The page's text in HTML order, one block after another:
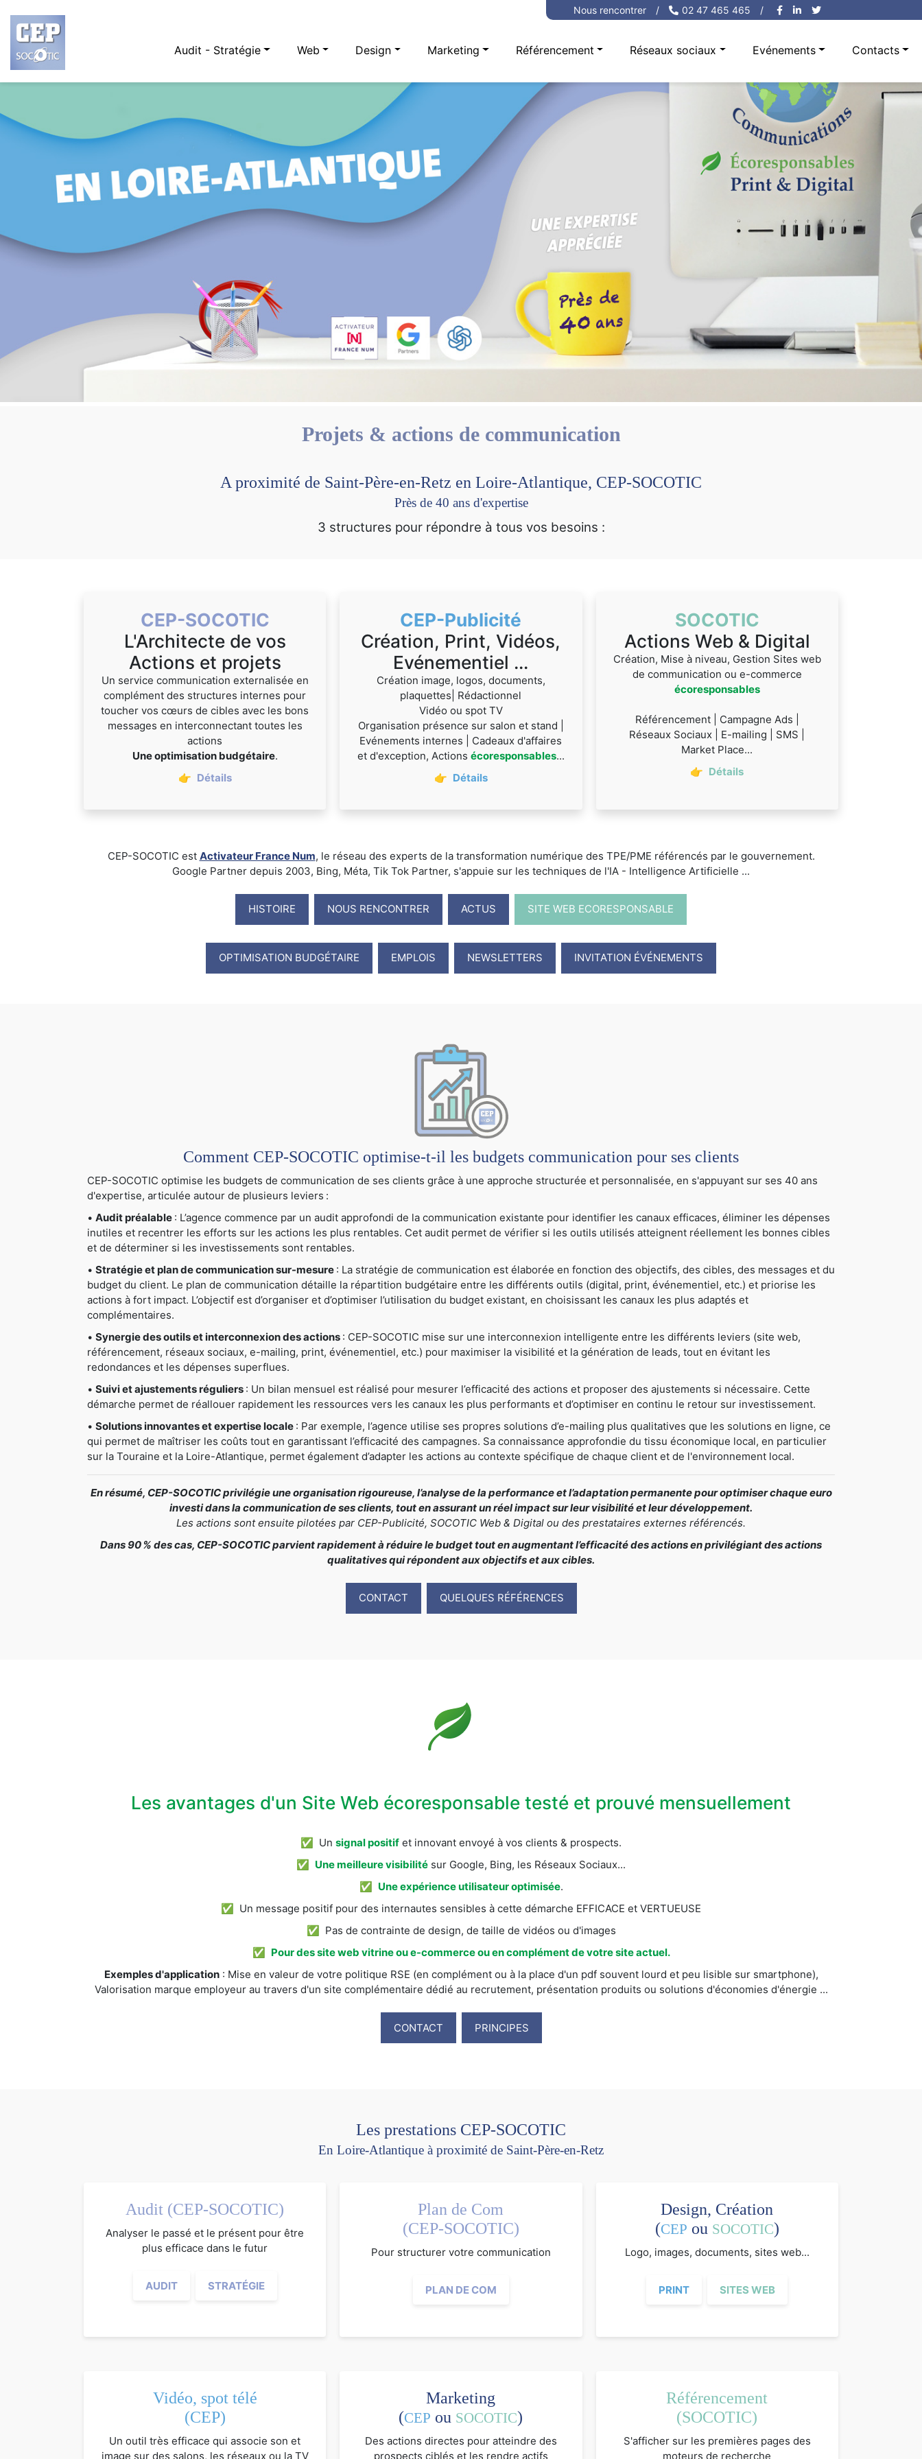
Nous rencontrer / 02 47 465 465 /
Audit - Stratégie Web Design Marketing Référencement Réseaux sociaux Evénements Contacts
Projets & actions de communication
A proximité de Saint-Père-en-Retz en Loire-Atlantique, CEP-SOCOTIC
Près de 40 ans d'expertise
3 structures pour répondre à tous vos besoins :
CEP-SOCOTIC
L'Architecte de vos
Actions et projets
Un service communication externalisée en
complément des structures internes pour
toucher vos cœurs de cibles avec les bons
messages en interconnectant toutes les
actions
Une optimisation budgétaire.
👉 Détails
CEP-Publicité
Création, Print, Vidéos,
Evénementiel ...
Création image, logos, documents,
plaquettes| Rédactionnel
Vidéo ou spot TV
Organisation présence sur salon et stand |
Evénements internes | Cadeaux d'affaires
et d'exception, Actions écoresponsables...
👉 Détails
SOCOTIC
Actions Web & Digital
Création, Mise à niveau, Gestion Sites web
de communication ou e-commerce
écoresponsables
Référencement | Campagne Ads |
Réseaux Sociaux | E-mailing | SMS |
Market Place...
👉 Détails
CEP-SOCOTIC est Activateur France Num, le réseau des experts de la transformation numérique des TPE/PME référencés par le gouvernement.
Google Partner depuis 2003, Bing, Méta, Tik Tok Partner, s'appuie sur les techniques de l'IA - Intelligence Artificielle ...
HISTOIRE NOUS RENCONTRER ACTUS SITE WEB ECORESPONSABLE
OPTIMISATION BUDGÉTAIRE EMPLOIS NEWSLETTERS INVITATION ÉVÉNEMENTS
Comment CEP-SOCOTIC optimise-t-il les budgets communication pour ses clients
CEP-SOCOTIC optimise les budgets de communication de ses clients grâce à une approche structurée et personnalisée, en s'appuyant sur ses 40 ans
d'expertise, articulée autour de plusieurs leviers :
• Audit préalable : L’agence commence par un audit approfondi de la communication existante pour identifier les canaux efficaces, éliminer les dépenses
inutiles et recentrer les efforts sur les actions les plus rentables. Cet audit permet de vérifier si les outils utilisés atteignent réellement les bonnes cibles
et de déterminer si les investissements sont rentables.
• Stratégie et plan de communication sur-mesure : La stratégie de communication est élaborée en fonction des objectifs, des cibles, des messages et du
budget du client. Le plan de communication détaille la répartition budgétaire entre les différents outils (digital, print, événementiel, etc.) et priorise les
actions à fort impact. L’objectif est d’organiser et d’optimiser l’utilisation du budget existant, en choisissant les canaux les plus adaptés et
complémentaires.
• Synergie des outils et interconnexion des actions : CEP-SOCOTIC mise sur une interconnexion intelligente entre les différents leviers (site web,
référencement, réseaux sociaux, e-mailing, print, événementiel, etc.) pour maximiser la visibilité et la génération de leads, tout en évitant les
redondances et les dépenses superflues.
• Suivi et ajustements réguliers : Un bilan mensuel est réalisé pour mesurer l’efficacité des actions et proposer des ajustements si nécessaire. Cette
démarche permet de réallouer rapidement les ressources vers les canaux les plus performants et d’optimiser en continu le retour sur investissement.
• Solutions innovantes et expertise locale : Par exemple, l’agence utilise ses propres solutions d’e-mailing plus qualitatives que les solutions en ligne, ce
qui permet de maîtriser les coûts tout en garantissant l’efficacité des campagnes. Sa connaissance approfondie du tissu économique local, en particulier
sur la Touraine et la Loire-Atlantique, permet également d’adapter les actions au contexte spécifique de chaque client et de l'environnement local.
En résumé, CEP-SOCOTIC privilégie une organisation rigoureuse, l’analyse de la performance et l’adaptation permanente pour optimiser chaque euro
investi dans la communication de ses clients, tout en assurant un réel impact sur leur visibilité et leur développement.
Les actions sont ensuite pilotées par CEP-Publicité, SOCOTIC Web & Digital ou des prestataires externes référencés.
Dans 90 % des cas, CEP-SOCOTIC parvient rapidement à réduire le budget tout en augmentant l’efficacité des actions en privilégiant des actions
qualitatives qui répondent aux objectifs et aux cibles.
CONTACT QUELQUES RÉFÉRENCES
Les avantages d'un Site Web écoresponsable testé et prouvé mensuellement
✅ Un signal positif et innovant envoyé à vos clients & prospects.
✅ Une meilleure visibilité sur Google, Bing, les Réseaux Sociaux...
✅ Une expérience utilisateur optimisée.
✅ Un message positif pour des internautes sensibles à cette démarche EFFICACE et VERTUEUSE
✅ Pas de contrainte de design, de taille de vidéos ou d'images
✅ Pour des site web vitrine ou e-commerce ou en complément de votre site actuel.
Exemples d'application: Mise en valeur de votre politique RSE (en complément ou à la place d'un pdf souvent lourd et peu lisible sur smartphone),
Valorisation marque employeur au travers d'un site complémentaire dédié au recrutement, présentation produits ou solutions d'économies d'énergie ...
CONTACT PRINCIPES
Les prestations CEP-SOCOTIC
En Loire-Atlantique à proximité de Saint-Père-en-Retz
Audit (CEP-SOCOTIC)
Analyser le passé et le présent pour être
plus efficace dans le futur
AUDIT STRATÉGIE
Plan de Com
(CEP-SOCOTIC)
Pour structurer votre communication
PLAN DE COM
Design, Création
(CEP ou SOCOTIC)
Logo, images, documents, sites web...
PRINT SITES WEB
Vidéo, spot télé
(CEP)
Un outil très efficace qui associe son et
image sur des salons, les réseaux ou la TV
Marketing
(CEP ou SOCOTIC)
Des actions directes pour atteindre des
prospects ciblés et les rendre actifs
Référencement
(SOCOTIC)
S'afficher sur les premières pages des
moteurs de recherche